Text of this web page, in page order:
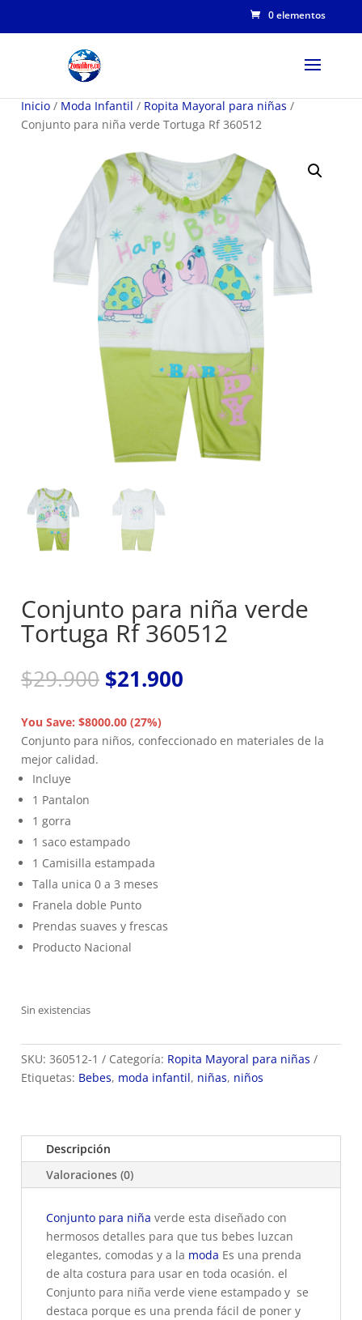
0 elementos
Inicio / Moda Infantil / Ropita Mayoral para niñas /
Conjunto para niña verde Tortuga Rf 360512
Conjunto para niña verde
Tortuga Rf 360512
$29.900 El
precio
original
era:
$29.900.
$21.900
es:
$21.900.
You Save: $8000.00 (27%)
Conjunto para niños, confeccionado en materiales de la
mejor calidad.
Incluye
1 Pantalon
1 gorra
1 saco estampado
1 Camisilla estampada
Talla unica 0 a 3 meses
Franela doble Punto
Prendas suaves y frescas
Producto Nacional
Sin existencias
SKU: 360512-1 Categoría: Ropita Mayoral para niñas
Etiquetas: Bebes, moda infantil, niñas, niños
Descripción
Valoraciones (0)
Conjunto para niña verde esta diseñado con
hermosos detalles para que tus bebes luzcan
elegantes, comodas y a la moda Es una prenda
de alta costura para usar en toda ocasión. el
Conjunto para niña verde viene estampado y se
destaca porque es una prenda fácil de poner y